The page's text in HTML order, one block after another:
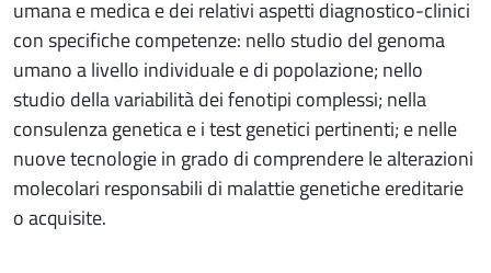
umana e medica e dei relativi aspetti diagnostico-clinici
con specifiche competenze: nello studio del genoma
umano a livello individuale e di popolazione; nello
studio della variabilità dei fenotipi complessi; nella
consulenza genetica e i test genetici pertinenti; e nelle
nuove tecnologie in grado di comprendere le alterazioni
molecolari responsabili di malattie genetiche ereditarie
o acquisite.